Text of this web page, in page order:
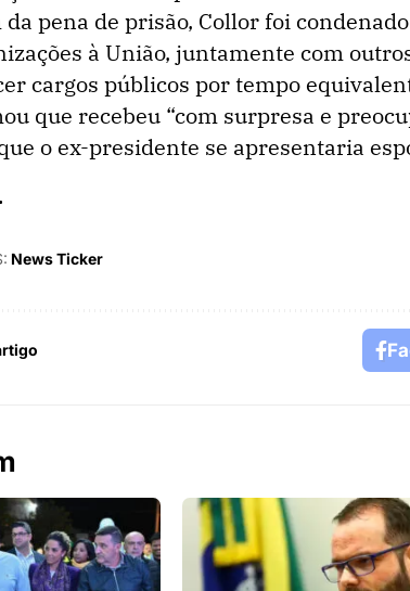
pena de prisão, Collor foi
à União, juntamente com
cargos públicos por tempo
que recebeu “com surpresa e
o ex-presidente se apresentaria
News Ticker